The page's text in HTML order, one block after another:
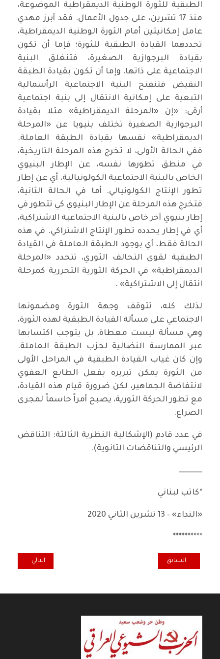
الطبقية للثورة الوطنية الديمقراطية الموضوعة،
منذ 17 تشرين، على جدول الأعمال. فقد أبرز مهدي
عامل إمكانيتين أمام الثورة الوطنية الديمقراطية،
تحددهما القيادة الطبقية للثورة؛ فإما أن تكون
بقيادة البرجوازية الصغيرة، فتنغلق البنية
الاجتماعية على ذاتها، وإما أن تكون بقيادة الطبقة
النقيض فتنفتح البنية الاجتماعية الرأسمالية
التبعية على إمكانية الانتقال إلى بنية اجتماعية
أرقى: «إن «المرحلة الديمقراطية» مثلا بقيادة
البرجوازية الصغيرة تختلف بنيويا عن «المرحلة
الديمقراطية» نفسها بقيادة الطبقة العاملة.
ففي الحالة الأولى، لا تخرج هذه المرحلة التاريخية،
في منطق تطورها نفسه، عن الإطار البنيوي
الخاص بالبنية الاجتماعية الكولونيالية، أي عن إطار
تطور الإنتاج الكولونيالي. أما في الحالة الثانية،
فتخرج هذه المرحلة عن الإطار البنيوي كي تتطور في
إطار بنيوي آخر خاص بالبنية الاجتماعية الاشتراكية،
أي في إطار يحدده تطور الإنتاج الاشتراكي. في هذه
الحالة فقط، أي بوجود الطبقة العاملة في القيادة
الطبقية لقوى التحالف الثوري، تتحدد «المرحلة
الديمقراطية» في الحركة الثورية التحررية كمرحلة
انتقال إلى الاشتراكية» .
لذلك كله، تتوقف وجهة الثورة ومضمونها
الاجتماعي على مسألة القيادة الطبقية لهذه الثورة،
وهي مسألة ليست معطاة، بل يتوجب اكتسابها
عبر الممارسة النضالية لحزب الطبقة العاملة.
وإن كان غياب القيادة الطبقية في المراحل الأولى
من الثورة يمكن تبريره بفعل الطابع العفوي
لانتفاضة الجماهير، لكن ضرورة قيام هذه القيادة،
مع تطور الحركة الثورية، يصبح أمراً حاسماً لمجرى
الصراع.
في عدد قادم (الإشكالية النظرية الثالثة: التناقض
الرئيسي والتناقضات الثانوية).
ــــــــــــــــ
*كاتب لبناني
«النداء» – 13 تشرين الثاني 2020
**********
المقال السابق: ايقاع الطغمة الحاكمة .. وحدة وصراع { المكونات }
السابق المقال التالي:
التالي